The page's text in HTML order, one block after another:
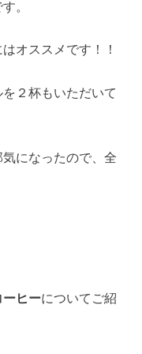
。
オススメです！！
２杯もいただいて
になったので、全
ーヒーについてご紹